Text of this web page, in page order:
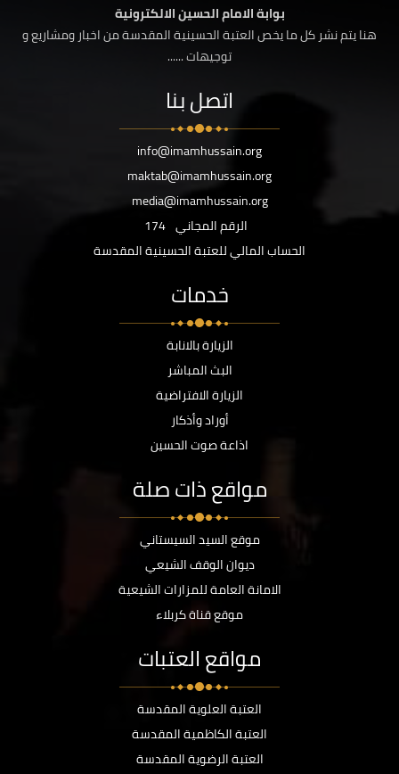
بوابة الامام الحسين الالكترونية
هنا يتم نشر كل ما يخص العتبة الحسينية المقدسة من اخبار ومشاريع و
توجيهات ......
اتصل بنا
info@imamhussain.org
maktab@imamhussain.org
media@imamhussain.org
الرقم المجاني 174
الحساب المالي للعتبة الحسينية المقدسة
خدمات
الزيارة بالانابة
البث المباشر
الزيارة الافتراضية
أوراد وأذكار
اذاعة صوت الحسين
مواقع ذات صلة
موقع السيد السيستاني
ديوان الوقف الشيعي
الامانة العامة للمزارات الشيعية
موقع قناة كربلاء
مواقع العتبات
العتبة العلوية المقدسة
العتبة الكاظمية المقدسة
العتبة الرضوية المقدسة